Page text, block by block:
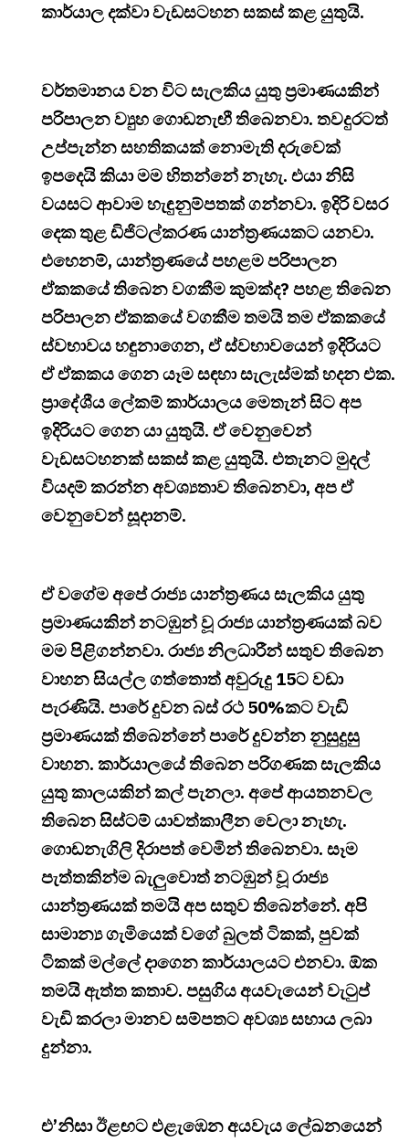
කාර්යාල දක්වා වැඩසටහන සකස් කළ යුතුයි.
වර්තමානය වන විට සැලකිය යුතු ප්‍රමාණයකින්
පරිපාලන ව්‍යුහ ගොඩනැඟී තිබෙනවා. තවදුරටත්
උප්පැන්න සහතිකයක් නොමැති දරුවෙක්
ඉපදෙයි කියා මම හිතන්නේ නැහැ. එයා නිසි
වයසට ආවාම හැඳුනුම්පතක් ගන්නවා. ඉදිරි වසර
දෙක තුළ ඩිජිටල්කරණ යාන්ත්‍රණයකට යනවා.
එහෙනම්, යාන්ත්‍රණයේ පහළම පරිපාලන
ඒකකයේ තිබෙන වගකීම කුමක්ද? පහළ තිබෙන
පරිපාලන ඒකකයේ වගකීම තමයි තම ඒකකයේ
ස්වභාවය හඳුනාගෙන, ඒ ස්වභාවයෙන් ඉදිරියට
ඒ ඒකකය ගෙන යෑම සඳහා සැලැස්මක් හදන එක.
ප්‍රාදේශීය ලේකම් කාර්යාලය මෙතැන් සිට අප
ඉදිරියට ගෙන යා යුතුයි. ඒ වෙනුවෙන්
වැඩසටහනක් සකස් කළ යුතුයි. එතැනට මුදල්
වියදම් කරන්න අවශ්‍යතාව තිබෙනවා, අප ඒ
වෙනුවෙන් සූදානම්.
ඒ වගේම අපේ රාජ්‍ය යාන්ත්‍රණය සැලකිය යුතු
ප්‍රමාණයකින් නටඹුන් වූ රාජ්‍ය යාන්ත්‍රණයක් බව
මම පිළිගන්නවා. රාජ්‍ය නිලධාරීන් සතුව තිබෙන
වාහන සියල්ල ගත්තොත් අවුරුදු 15ට වඩා
පැරණියි. පාරේ දුවන බස් රථ 50%කට වැඩි
ප්‍රමාණයක් තිබෙන්නේ පාරේ දුවන්න නුසුදුසු
වාහන. කාර්යාලයේ තිබෙන පරිගණක සැලකිය
යුතු කාලයකින් කල් පැනලා. අපේ ආයතනවල
තිබෙන සිස්ටම් යාවත්කාලීන වෙලා නැහැ.
ගොඩනැගිලි දිරාපත් වෙමින් තිබෙනවා. සෑම
පැත්තකින්ම බැලුවොත් නටඹුන් වූ රාජ්‍ය
යාන්ත්‍රණයක් තමයි අප සතුව තිබෙන්නේ. අපි
සාමාන්‍ය ගැමියෙක් වගේ බුලත් ටිකක්, පුවක්
ටිකක් මල්ලේ දාගෙන කාර්යාලයට එනවා. ඕක
තමයි ඇත්ත කතාව. පසුගිය අයවැයෙන් වැටුප්
වැඩි කරලා මානව සම්පතට අවශ්‍ය සහාය ලබා
දුන්නා.
එ’නිසා ඊළඟට එළැඹෙන අයවැය ලේඛනයෙන්